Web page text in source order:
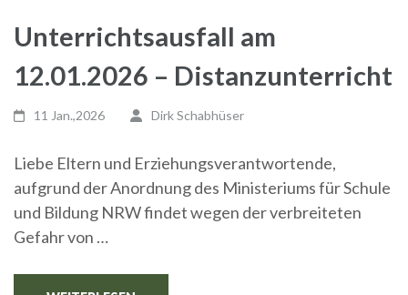
Unterrichtsausfall am
12.01.2026 – Distanzunterricht
11 Jan.,2026 Dirk Schabhüser
Liebe Eltern und Erziehungsverantwortende,
aufgrund der Anordnung des Ministeriums für Schule
und Bildung NRW findet wegen der verbreiteten
Gefahr von …